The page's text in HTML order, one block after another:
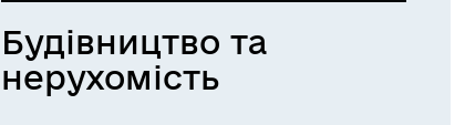
Будівництво та
нерухомість